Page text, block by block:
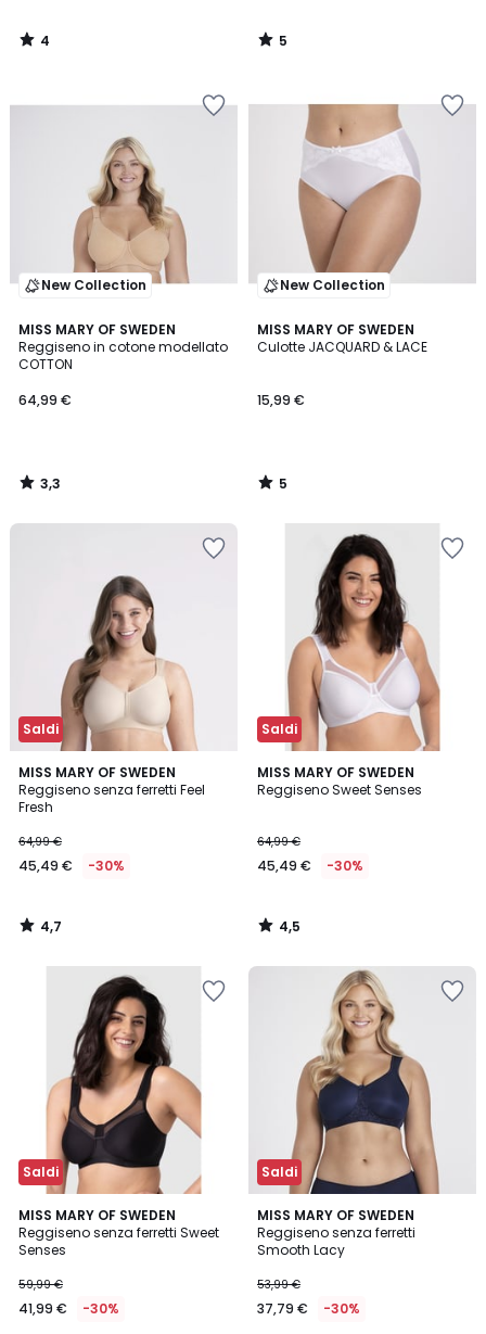
4
/
5
/
New Collection
MISS MARY OF SWEDEN
Reggiseno in cotone modellato
COTTON
64,99 €
3,3
/ 5
3,3
/
New Collection
MISS MARY OF SWEDEN
Culotte JACQUARD & LACE
15,99 €
5
/
5
/
Saldi
MISS MARY OF SWEDEN
Reggiseno senza ferretti Feel
Fresh
64,99 €
45,49 € -30%
4,7
/ 5
4,7
/
Saldi
MISS MARY OF SWEDEN
Reggiseno Sweet Senses
64,99 €
45,49 € -30%
4,5
/ 5
4,5
/
Saldi
MISS MARY OF SWEDEN
Reggiseno senza ferretti Sweet
Senses
59,99 €
41,99 € -30%
4,1
/ 5
Saldi
MISS MARY OF SWEDEN
Reggiseno senza ferretti
Smooth Lacy
53,99 €
37,79 € -30%
4,8
/ 5